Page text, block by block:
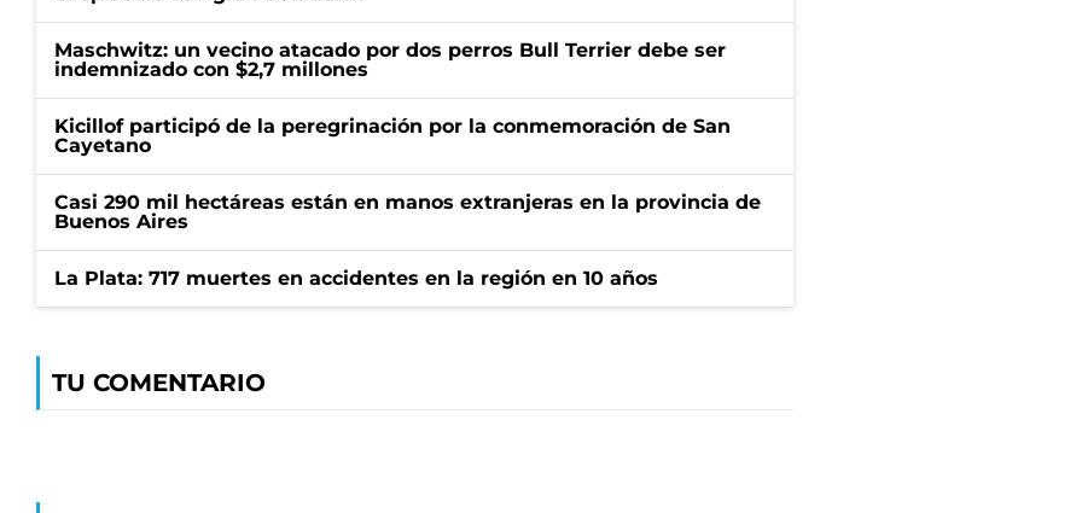
Maschwitz: un vecino atacado por dos perros Bull Terrier debe ser
indemnizado con $2,7 millones
Kicillof participó de la peregrinación por la conmemoración de San
Cayetano
Casi 290 mil hectáreas están en manos extranjeras en la provincia de
Buenos Aires
La Plata: 717 muertes en accidentes en la región en 10 años
TU COMENTARIO